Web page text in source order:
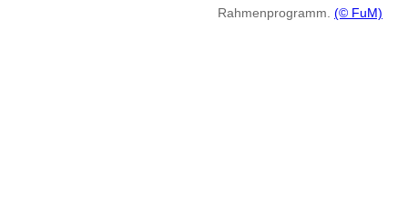
Rahmenprogramm. (© FuM)